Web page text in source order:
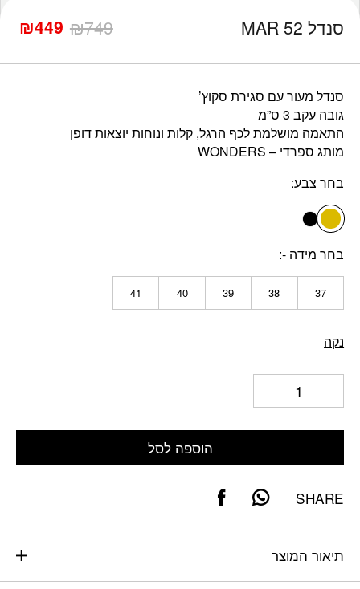
סנדל MAR 52 ₪749
המחיר
המקורי
₪449 המחיר
הנוכחי
סנדל מעור עם סגירת סקוץ’
גובה עקב 3 ס”מ
התאמה מושלמת לכף הרגל, קלות ונוחות יוצאות דופן
מותג ספרדי – WONDERS
בחר צבע
שחור
בחר מידה -
37
38
39
40
41
נקה
הוספה לסל
SHARE
תיאור המוצר